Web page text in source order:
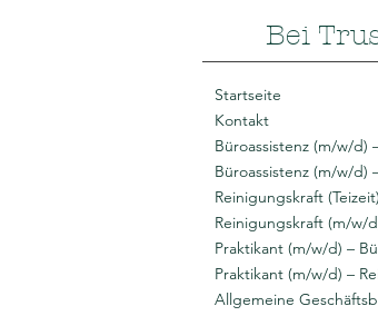
Bei
Startseite
Kontakt
Büroassistenz (m/w/d)
Büroassistenz (m/w/d)
Reinigungskraft
Reinigungskraft (m/w/
Praktikant (m/w/d) –
Praktikant (m/w/d) –
Allgemeine